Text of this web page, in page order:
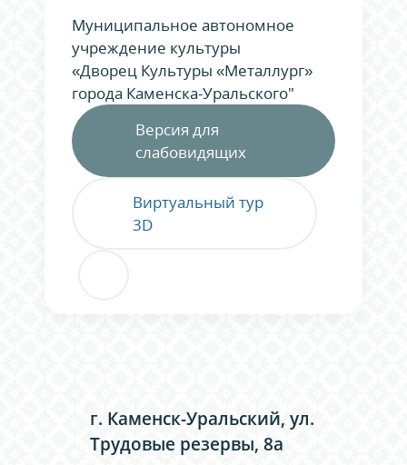
Муниципальное автономное
учреждение культуры
«Дворец Культуры «Металлург»
города Каменска-Уральского"
Версия для
слабовидящих
Виртуальный тур
3D
г. Каменск-Уральский, ул.
Трудовые резервы, 8а